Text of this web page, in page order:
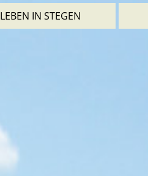
LEBEN IN STEGEN